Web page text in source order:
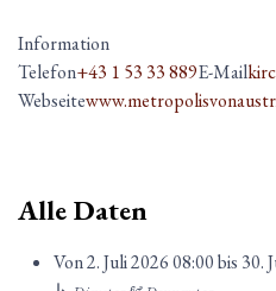
Information
Telefon+43 1 53 33 889E-Mail
Webseite
Alle Daten
Von2. Juli 202608:00bis 30.